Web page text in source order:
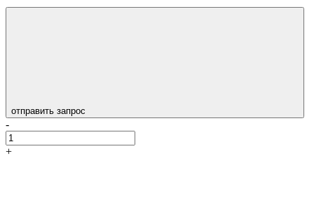
отправить запрос
-
+